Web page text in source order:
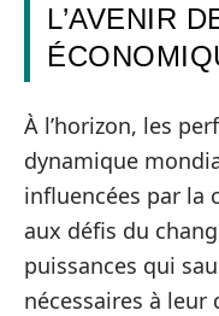
L’AVENIR
À l’horizon, les
dynamique
influencées par la
aux défis du
puissances qui
nécessaires à